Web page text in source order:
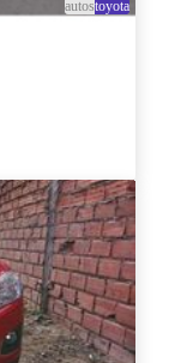
autostoyota